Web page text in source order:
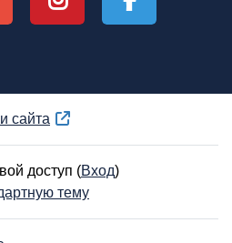
сайта
доступ (Вход)
тему